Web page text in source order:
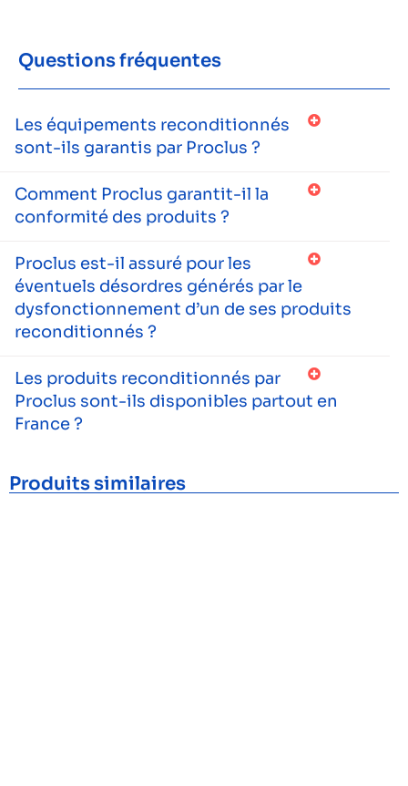
Questions fréquentes
Les équipements reconditionnés
sont-ils garantis par Proclus ?
Comment Proclus garantit-il la
conformité des produits ?
Proclus est-il assuré pour les
éventuels désordres générés par le
dysfonctionnement d’un de ses produits
reconditionnés ?
Les produits reconditionnés par
Proclus sont-ils disponibles partout en
France ?
Produits similaires